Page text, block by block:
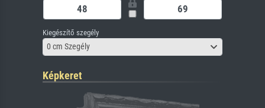
Kiegészítő szegély
0 cm Szegély
Képkeret